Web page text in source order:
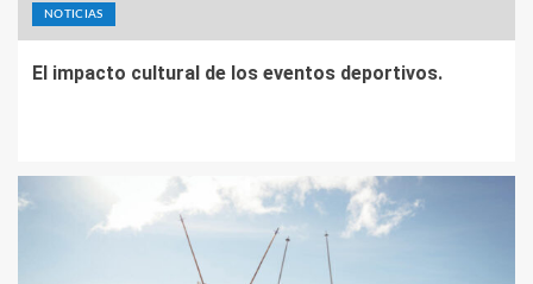
NOTICIAS
El impacto cultural de los eventos deportivos.